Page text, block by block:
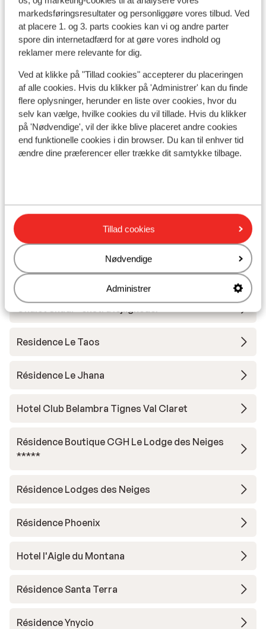
markedsføringsresultater og personliggøre vores tilbud. Ved
at placere 1. og 3. parts cookies kan vi og andre parter
spore din internetadfærd for at gøre vores indhold og
reklamer mere relevante for dig.
Ved at klikke på "Tillad cookies" accepterer du placeringen
af alle cookies. Hvis du klikker på 'Administrer' kan du finde
flere oplysninger, herunder en liste over cookies, hvor du
selv kan vælge, hvilke cookies du vil tillade. Hvis du klikker
på 'Nødvendige', vil der ikke blive placeret andre cookies
end funktionelle cookies i din browser. Du kan til enhver tid
ændre dine præferencer eller trække dit samtykke tilbage.
Tillad cookies
Nødvendige
Administrer
I området
Indkvartering med forskellig indretning/ejer
Afstand til skipiste ca. 0 meter
Afstand til nærmeste butikker ca. 100 meter
Liftkort/skileje/undervisning
Liftkort
Undervisning
Andre overnatningssteder i Tignes -
Val d'Isère
Hotel Voulezvous
Chalet Skadi - ekstra lejligheder
Residence Le Taos
Résidence Le Jhana
Hotel Club Belambra Tignes Val Claret
Résidence Boutique CGH Le Lodge des Neiges
*****
Résidence Lodges des Neiges
Résidence Phoenix
Hotel l'Aigle du Montana
Résidence Santa Terra
Résidence Ynycio